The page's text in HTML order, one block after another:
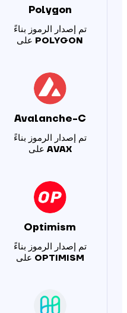
Polygon
تم إصدار الرموز بناءً
على POLYGON
Avalanche-C
تم إصدار الرموز بناءً
على AVAX
Optimism
تم إصدار الرموز بناءً
على OPTIMISM